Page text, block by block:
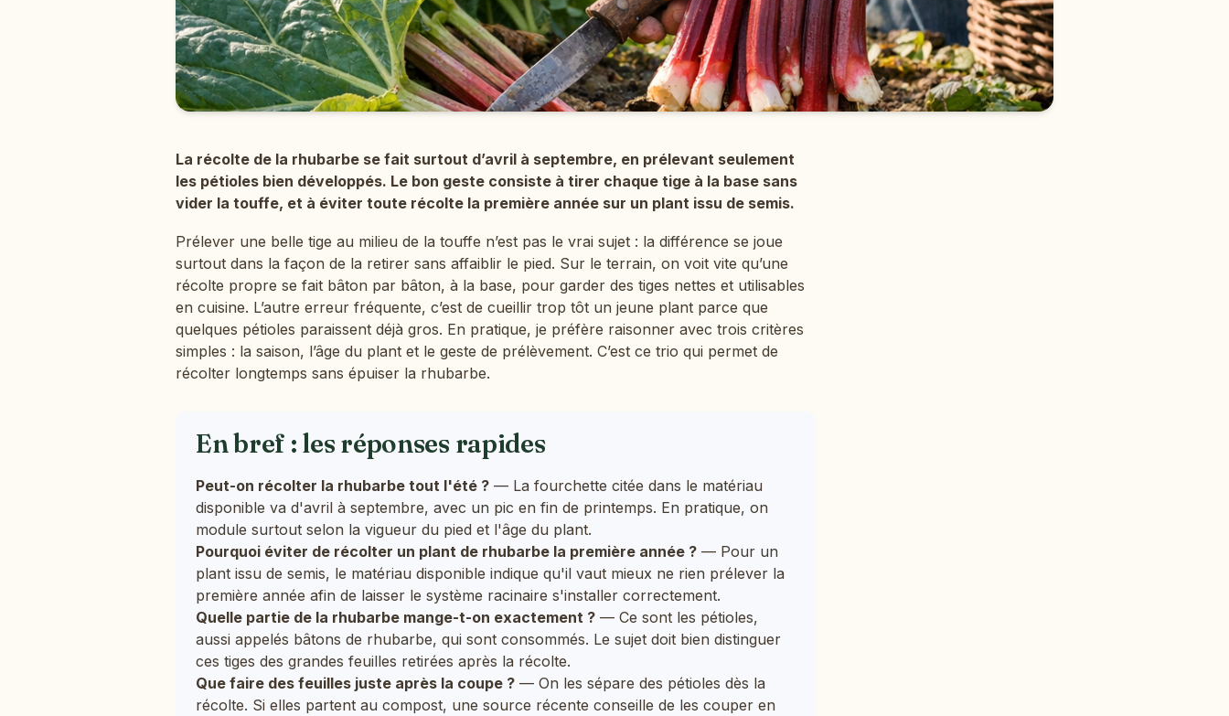
La récolte de la rhubarbe se fait surtout d’avril à septembre, en prélevant seulement
les pétioles bien développés. Le bon geste consiste à tirer chaque tige à la base sans
vider la touffe, et à éviter toute récolte la première année sur un plant issu de semis.
Prélever une belle tige au milieu de la touffe n’est pas le vrai sujet : la différence se joue
surtout dans la façon de la retirer sans affaiblir le pied. Sur le terrain, on voit vite qu’une
récolte propre se fait bâton par bâton, à la base, pour garder des tiges nettes et utilisables
en cuisine. L’autre erreur fréquente, c’est de cueillir trop tôt un jeune plant parce que
quelques pétioles paraissent déjà gros. En pratique, je préfère raisonner avec trois critères
simples : la saison, l’âge du plant et le geste de prélèvement. C’est ce trio qui permet de
récolter longtemps sans épuiser la rhubarbe.
En bref : les réponses rapides
Peut-on récolter la rhubarbe tout l'été ? — La fourchette citée dans le matériau
disponible va d'avril à septembre, avec un pic en fin de printemps. En pratique, on
module surtout selon la vigueur du pied et l'âge du plant.
Pourquoi éviter de récolter un plant de rhubarbe la première année ? — Pour un
plant issu de semis, le matériau disponible indique qu'il vaut mieux ne rien prélever la
première année afin de laisser le système racinaire s'installer correctement.
Quelle partie de la rhubarbe mange-t-on exactement ? — Ce sont les pétioles,
aussi appelés bâtons de rhubarbe, qui sont consommés. Le sujet doit bien distinguer
ces tiges des grandes feuilles retirées après la récolte.
Que faire des feuilles juste après la coupe ? — On les sépare des pétioles dès la
récolte. Si elles partent au compost, une source récente conseille de les couper en